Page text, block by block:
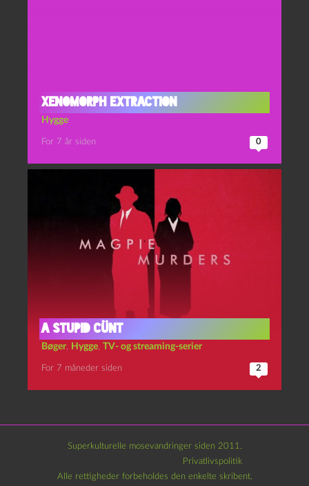
Xenomorph extraction
Hygge
For 7 år siden 0
A stupid cünt
Bøger, Hygge, TV- og streaming-serier
For 7 måneder siden 2
Superkulturelle mosevandringer siden 2011.
Privatlivspolitik
Alle rettigheder forbeholdes den enkelte skribent.